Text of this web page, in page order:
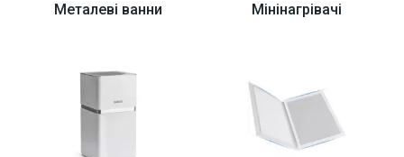
Металеві ванни Мінінагрівачі